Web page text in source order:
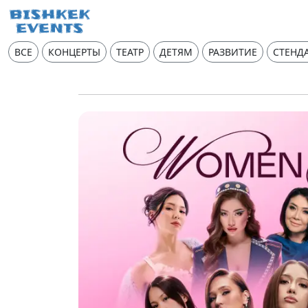
ВСЕ КОНЦЕРТЫ ТЕАТР ДЕТЯМ РАЗВИТИЕ